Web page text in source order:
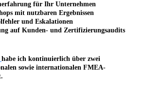
für Ihr Unternehmen
mit nutzbaren Ergebnissen
und Eskalationen
auf Kunden- und Zertifizierungsaudits
habe ich kontinuierlich über zwei
sowie internationalen FMEA-